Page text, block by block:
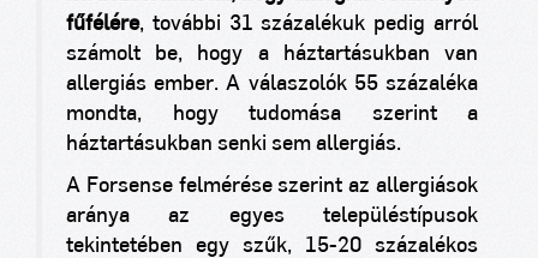
fűfélére, további 31 százalékuk pedig arról
számolt be, hogy a háztartásukban van
allergiás ember. A válaszolók 55 százaléka
mondta, hogy tudomása szerint a
háztartásukban senki sem allergiás.
A Forsense felmérése szerint az allergiások
aránya az egyes településtípusok
tekintetében egy szűk, 15-20 százalékos